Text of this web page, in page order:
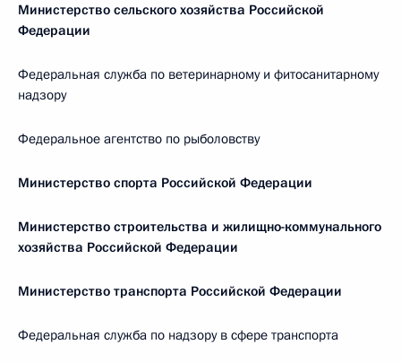
Министерство сельского хозяйства Российской
Федерации
Федеральная служба по ветеринарному и фитосанитарному
надзору
Федеральное агентство по рыболовству
Министерство спорта Российской Федерации
Министерство строительства и жилищно-коммунального
хозяйства Российской Федерации
Министерство транспорта Российской Федерации
Федеральная служба по надзору в сфере транспорта